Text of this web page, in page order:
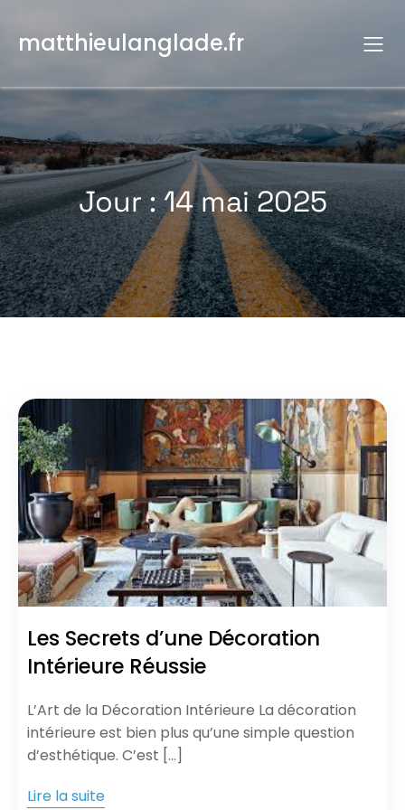
contenu
matthieulanglade.fr
Jour :14 mai 2025
Les Secrets d’une Décoration
Intérieure Réussie
L’Art de la Décoration Intérieure La décoration
intérieure est bien plus qu’une simple question
d’esthétique. C’est […]
Lire la suite